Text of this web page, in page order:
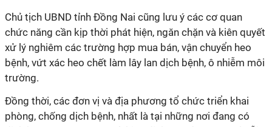
Chủ tịch UBND tỉnh Đồng Nai cũng lưu ý các cơ quan
chức năng cần kịp thời phát hiện, ngăn chặn và kiên quyết
xử lý nghiêm các trường hợp mua bán, vận chuyển heo
bệnh, vứt xác heo chết làm lây lan dịch bệnh, ô nhiễm môi
trường.
Đồng thời, các đơn vị và địa phương tổ chức triển khai
phòng, chống dịch bệnh, nhất là tại những nơi đang có